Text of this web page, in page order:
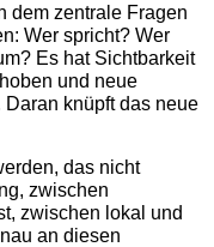
dem zentrale Fragen
Wer spricht? Wer
Es hat Sichtbarkeit
und neue
knüpft das neue
das nicht
zwischen
zwischen lokal und
an diesen